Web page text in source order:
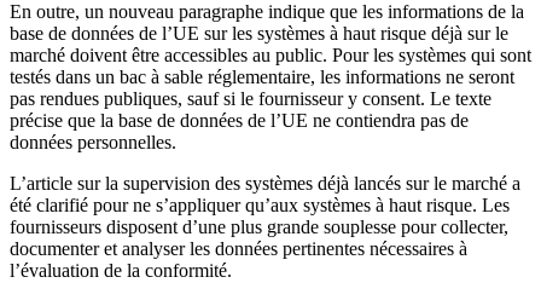
En outre, un nouveau paragraphe indique que les informations de la
base de données de l’UE sur les systèmes à haut risque déjà sur le
marché doivent être accessibles au public. Pour les systèmes qui sont
testés dans un bac à sable réglementaire, les informations ne seront
pas rendues publiques, sauf si le fournisseur y consent. Le texte
précise que la base de données de l’UE ne contiendra pas de
données personnelles.
L’article sur la supervision des systèmes déjà lancés sur le marché a
été clarifié pour ne s’appliquer qu’aux systèmes à haut risque. Les
fournisseurs disposent d’une plus grande souplesse pour collecter,
documenter et analyser les données pertinentes nécessaires à
l’évaluation de la conformité.